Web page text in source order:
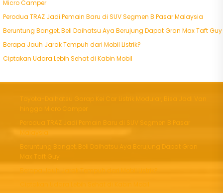
Micro Camper
Perodua TRAZ Jadi Pemain Baru di SUV Segmen B Pasar Malaysia
Beruntung Banget, Beli Daihatsu Aya Berujung Dapat Gran Max Taft Guy
Berapa Jauh Jarak Tempuh dari Mobil Listrik?
Ciptakan Udara Lebih Sehat di Kabin Mobil
Toyota-Daihatsu Garap Kei Car Listrik Modular, Bisa Jadi Van
hingga Micro Camper
Perodua TRAZ Jadi Pemain Baru di SUV Segmen B Pasar
Malaysia
Beruntung Banget, Beli Daihatsu Aya Berujung Dapat Gran
Max Taft Guy
Berapa Jauh Jarak Tempuh dari Mobil Listrik?